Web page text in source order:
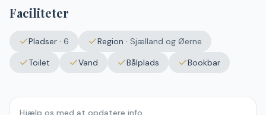
Faciliteter
Pladser · 6 Region · Sjælland og Øerne
Toilet
Vand Bålplads Bookbar
Hjælp os med at opdatere info